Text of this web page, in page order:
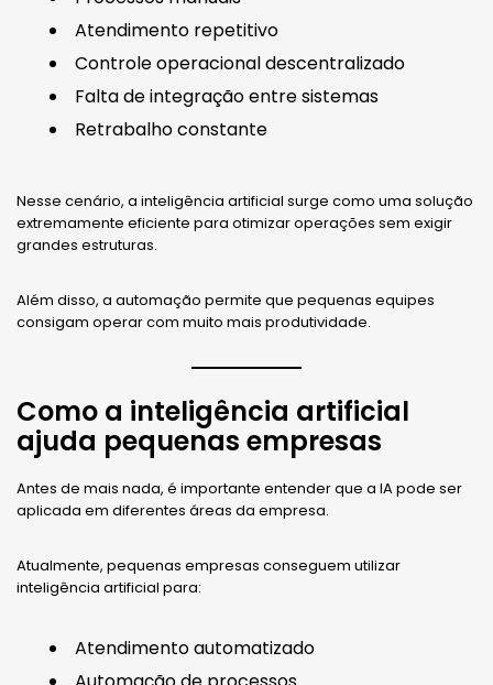
Atendimento repetitivo
Controle operacional descentralizado
Falta de integração entre sistemas
Retrabalho constante
Nesse cenário, a inteligência artificial surge como uma solução
extremamente eficiente para otimizar operações sem exigir
grandes estruturas.
Além disso, a automação permite que pequenas equipes
consigam operar com muito mais produtividade.
Como a inteligência artificial
ajuda pequenas empresas
Antes de mais nada, é importante entender que a IA pode ser
aplicada em diferentes áreas da empresa.
Atualmente, pequenas empresas conseguem utilizar
inteligência artificial para:
Atendimento automatizado